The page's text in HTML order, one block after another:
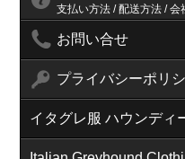
支払い方法 / 配送方法 / 会
お問い合せ
プライバシーポリ
イタグレ服 ハウンディ